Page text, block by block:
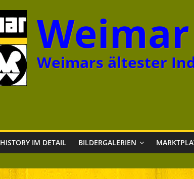
Weimars ältester
HISTORY IM DETAIL BILDERGALERIEN